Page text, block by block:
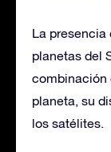
La presencia
planetas del
combinación
planeta, su
los satélites.